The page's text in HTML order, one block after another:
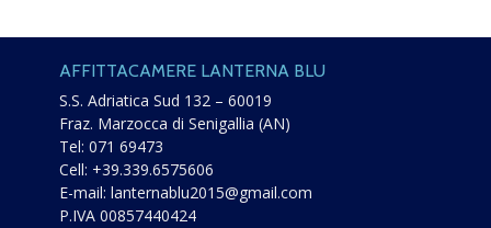
AFFITTACAMERE LANTERNA BLU
S.S. Adriatica Sud 132 – 60019
Fraz. Marzocca di Senigallia (AN)
Tel: 071 69473
Cell: +39.339.6575606
E-mail: lanternablu2015@gmail.com
P.IVA 00857440424